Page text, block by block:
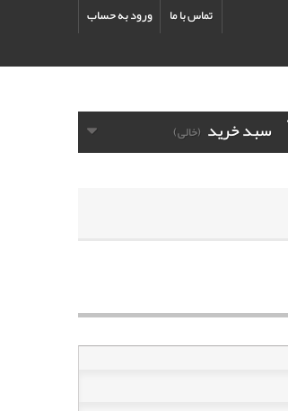
ورود به حساب تماس با ما
سبد خرید (خالی)